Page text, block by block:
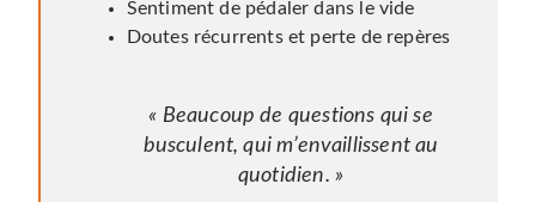
Sentiment de pédaler dans le vide
Doutes récurrents et perte de repères
« Beaucoup de questions qui se
busculent, qui m’envaillissent au
quotidien. »